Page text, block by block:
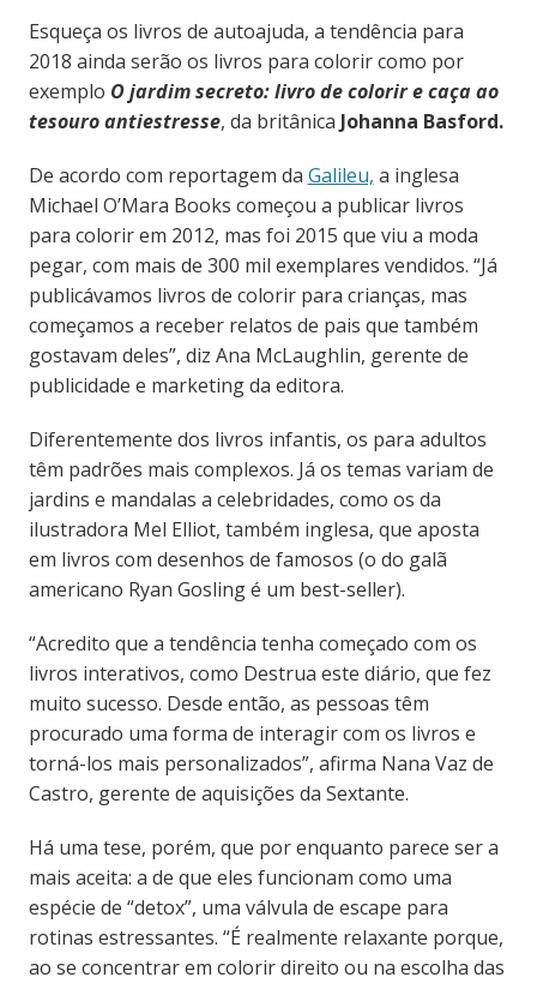
Esqueça os livros de autoajuda, a tendência para
2018 ainda serão os livros para colorir como por
exemplo O jardim secreto: livro de colorir e caça ao
tesouro antiestresse, da britânica Johanna Basford.
De acordo com reportagem da Galileu, a inglesa
Michael O’Mara Books começou a publicar livros
para colorir em 2012, mas foi 2015 que viu a moda
pegar, com mais de 300 mil exemplares vendidos. “Já
publicávamos livros de colorir para crianças, mas
começamos a receber relatos de pais que também
gostavam deles”, diz Ana McLaugh­lin, gerente de
publicidade e marketing da editora.
Diferentemente dos livros infantis, os para adultos
têm padrões mais complexos. Já os temas variam de
jardins e mandalas a celebridades, como os da
ilustradora Mel Elliot, também inglesa, que aposta
em livros com desenhos de famosos (o do galã
americano Ryan Gosling é um best-seller).
“Acredito que a tendência tenha começado com os
livros interativos, como Destrua este diário, que fez
muito sucesso. Desde então, as pessoas têm
procurado uma forma de interagir com os livros e
torná-los mais personalizados”, afirma Nana Vaz de
Castro, gerente de aquisições da Sextante.
Há uma tese, porém, que por enquanto parece ser a
mais aceita: a de que eles funcionam como uma
espécie de “detox”, uma válvula de escape para
rotinas estressantes. “É realmente relaxante porque,
ao se concentrar em colorir direito ou na escolha das